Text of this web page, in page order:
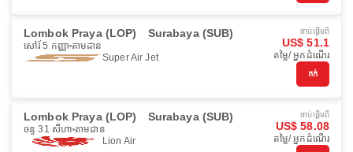
Lombok Praya (LOP) Surabaya (SUB)
សៅរ៍ 5 កញ្ញា តាមដាន
Super Air Jet
ចាប់ផ្ដើមពី
US$ 51.1
តម្លៃ/ អ្នកដំណើរ
កក់
Lombok Praya (LOP) Surabaya (SUB)
ចន្ទ 31 សីហា តាមដាន
Lion Air
ចាប់ផ្ដើមពី
US$ 58.08
តម្លៃ/ អ្នកដំណើរ